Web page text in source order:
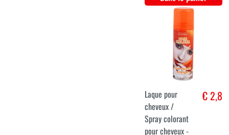
Laque pour
cheveux /
Spray colorant
pour cheveux -
Fluo Pink
Dans le panier